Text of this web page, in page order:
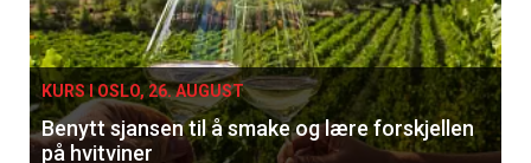
KURS I OSLO, 26. AUGUST
Benytt sjansen til å smake og lære forskjellen
på hvitviner